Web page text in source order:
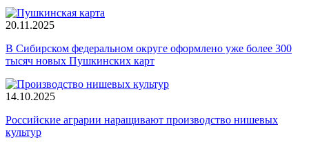
20.11.2025
В Сибирском федеральном округе оформлено уже более 300
тысяч новых Пушкинских карт
14.10.2025
Российские аграрии наращивают производство нишевых
культур